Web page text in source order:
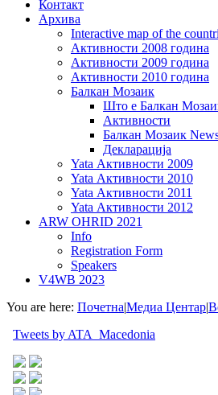
Контакт
Архива
Interactive map of the
Активности 2008 година
Активности 2009 година
Активности 2010 година
Балкан Мозаик
Што е Балкан
Активности
Балкан Мозаик
Декларација
Yata Активности 2009
Yata Активности 2010
Yata Активности 2011
Yata Активности 2012
ARW OHRID 2021
Info
Registration Form
Speakers
V4WB 2023
You are here: Почетна|Медиа Центар|
Tweets by ATA_Macedonia